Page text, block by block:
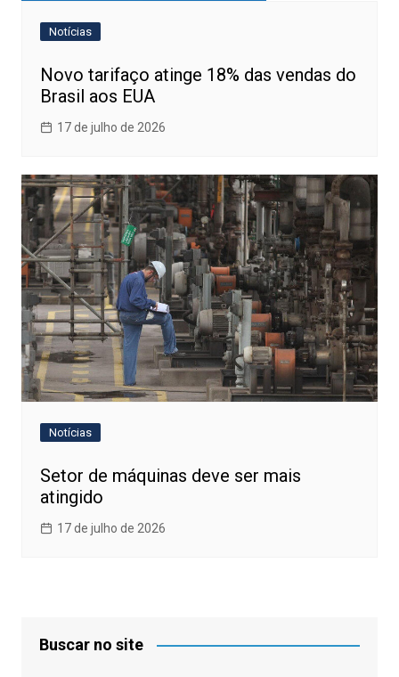
Notícias
Novo tarifaço atinge 18% das vendas do
Brasil aos EUA
17 de julho de 2026
Notícias
Setor de máquinas deve ser mais
atingido
17 de julho de 2026
Buscar no site